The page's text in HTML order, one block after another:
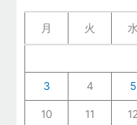
月 火 水
3 4 5
10 11 12